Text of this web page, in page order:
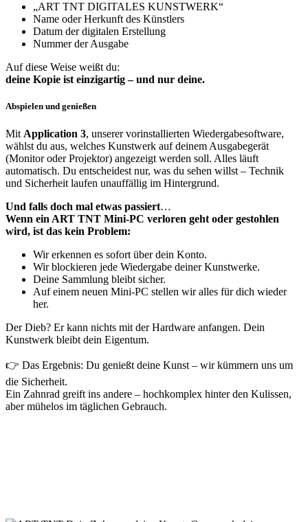
„ART TNT DIGITALES KUNSTWERK“
Name oder Herkunft des Künstlers
Datum der digitalen Erstellung
Nummer der Ausgabe
Auf diese Weise weißt du:
deine Kopie ist einzigartig – und nur deine.
Abspielen und genießen
Mit Application 3, unserer vorinstallierten Wiedergabesoftware,
wählst du aus, welches Kunstwerk auf deinem Ausgabegerät
(Monitor oder Projektor) angezeigt werden soll. Alles läuft
automatisch. Du entscheidest nur, was du sehen willst – Technik
und Sicherheit laufen unauffällig im Hintergrund.
Und falls doch mal etwas passiert…
Wenn ein ART TNT Mini-PC verloren geht oder gestohlen
wird, ist das kein Problem:
Wir erkennen es sofort über dein Konto.
Wir blockieren jede Wiedergabe deiner Kunstwerke.
Deine Sammlung bleibt sicher.
Auf einem neuen Mini-PC stellen wir alles für dich wieder
her.
Der Dieb? Er kann nichts mit der Hardware anfangen. Dein
Kunstwerk bleibt dein Eigentum.
👉 Das Ergebnis: Du genießt deine Kunst – wir kümmern uns um
die Sicherheit.
Ein Zahnrad greift ins andere – hochkomplex hinter den Kulissen,
aber mühelos im täglichen Gebrauch.